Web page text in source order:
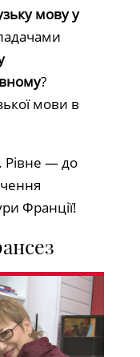
мову у
?
мови в
Рівне — до
Франції!